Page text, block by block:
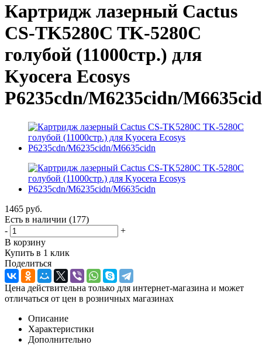
Картридж лазерный Cactus
CS-TK5280C TK-5280C
голубой (11000стр.) для
Kyocera Ecosys
P6235cdn/M6235cidn/
1465 руб.
Есть в наличии (177)
-
+
В корзину
Купить в 1 клик
Поделиться
Цена действительна только для интернет-магазина и может
отличаться от цен в розничных магазинах
Описание
Характеристики
Дополнительно